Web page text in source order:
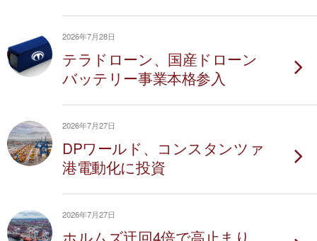
2026年7月28日
テラドローン、国産ドローン
バッテリー事業本格参入
2026年7月27日
DPワールド、コンスタンツァ
港電動化に投資
2026年7月27日
ホルムズ迂回4倍で高止まり、